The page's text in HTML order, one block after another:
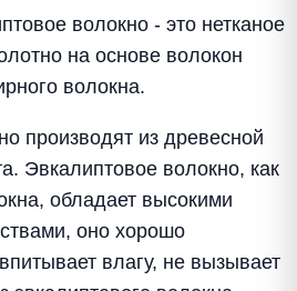
волокно - это нетканое
на основе волокон
волокна.
производят из древесной
Эвкалиптовое волокно, как
обладает высокими
оно хорошо
влагу, не вызывает